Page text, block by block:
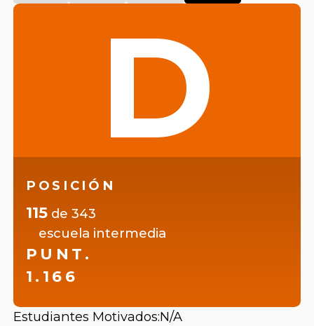
D
POSICIÓN
115 de343
escuela intermedia
PUNT.
1.166
Estudiantes Motivados:N/A